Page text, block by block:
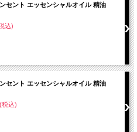
セント エッセンシャルオイル 精油
込)
セント エッセンシャルオイル 精油
税込)